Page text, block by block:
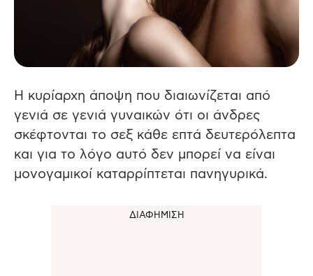
Η κυρίαρχη άποψη που διαιωνίζεται από
γενιά σε γενιά γυναικών ότι οι άνδρες
σκέφτονται το σεξ κάθε επτά δευτερόλεπτα
και για το λόγο αυτό δεν μπορεί να είναι
μονογαμικοί καταρρίπτεται πανηγυρικά.